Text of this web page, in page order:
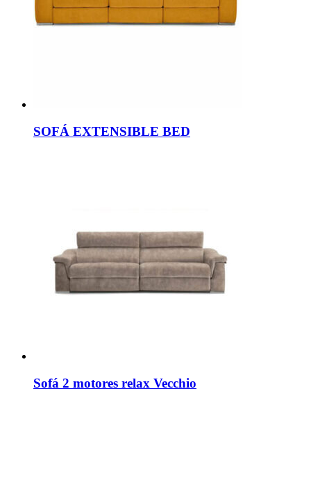
SOFÁ EXTENSIBLE BED
Sofá 2 motores relax Vecchio